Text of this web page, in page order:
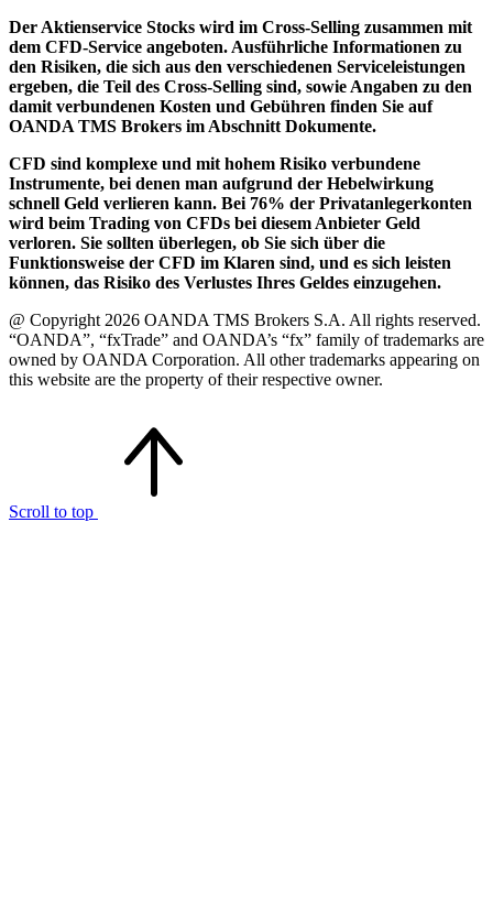
Der Aktienservice Stocks wird im Cross-Selling zusammen mit
dem CFD-Service angeboten. Ausführliche Informationen zu
den Risiken, die sich aus den verschiedenen Serviceleistungen
ergeben, die Teil des Cross-Selling sind, sowie Angaben zu den
damit verbundenen Kosten und Gebühren finden Sie auf
OANDA TMS Brokers im Abschnitt Dokumente.
CFD sind komplexe und mit hohem Risiko verbundene
Instrumente, bei denen man aufgrund der Hebelwirkung
schnell Geld verlieren kann. Bei 76% der Privatanlegerkonten
wird beim Trading von CFDs bei diesem Anbieter Geld
verloren. Sie sollten überlegen, ob Sie sich über die
Funktionsweise der CFD im Klaren sind, und es sich leisten
können, das Risiko des Verlustes Ihres Geldes einzugehen.
@ Copyright 2026 OANDA TMS Brokers S.A. All rights reserved.
“OANDA”, “fxTrade” and OANDA’s “fx” family of trademarks are
owned by OANDA Corporation. All other trademarks appearing on
this website are the property of their respective owner.
Scroll to top